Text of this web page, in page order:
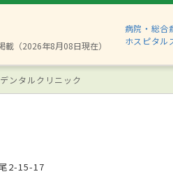
（2026年8月08日現在）
病院・総合
ホスピタル
ンタルクリニック
2-15-17